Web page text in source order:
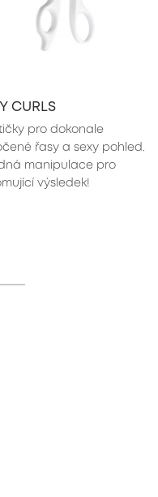
CURLS
pro dokonale
řasy a sexy pohled.
manipulace pro
výsledek!
03ITEM 04